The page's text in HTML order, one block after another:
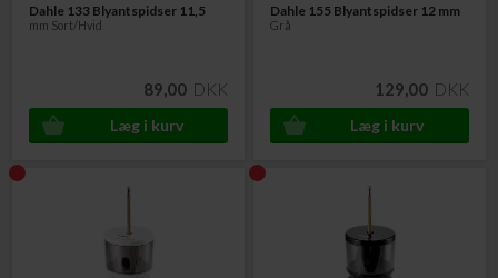
Dahle 133 Blyantspidser 11,5
mm Sort/Hvid
89,00 DKK
Dahle 155 Blyantspidser 12 mm
Grå
129,00 DKK